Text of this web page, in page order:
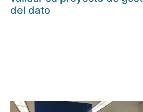
del dato